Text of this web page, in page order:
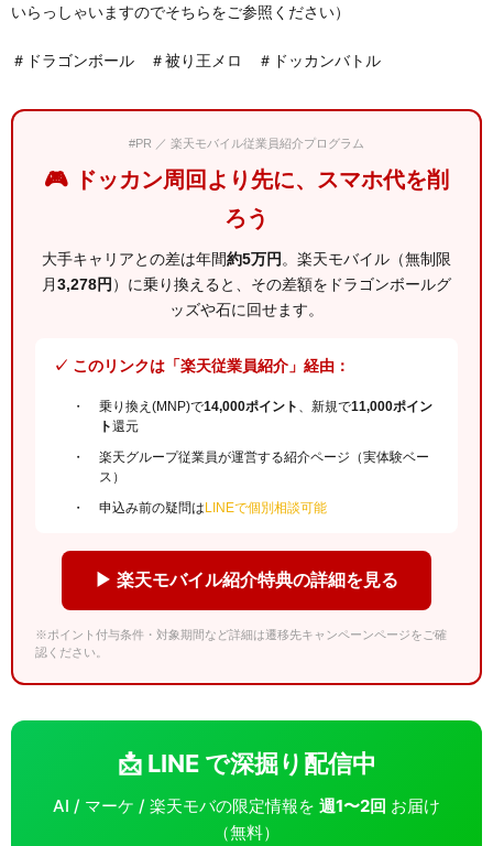
いらっしゃいますのでそちらをご参照ください）
＃ドラゴンボール ＃被り王メロ ＃ドッカンバトル
#PR ／ 楽天モバイル従業員紹介プログラム
🎮 ドッカン周回より先に、スマホ代を削
ろう
大手キャリアとの差は年間約5万円。楽天モバイル（無制限
月3,278円）に乗り換えると、その差額をドラゴンボールグ
ッズや石に回せます。
✓ このリンクは「楽天従業員紹介」経由：
乗り換え(MNP)で14,000ポイント 、新規で11,000ポイン
ト還元
楽天グループ従業員が運営する紹介ページ（実体験ベー
ス）
申込み前の疑問はLINEで個別相談可能
▶ 楽天モバイル紹介特典の詳細を見る
※ポイント付与条件・対象期間など詳細は遷移先キャンペーンページをご確
認ください。
📩 LINE で深掘り配信中
AI / マーケ / 楽天モバの限定情報を 週1〜2回 お届け
（無料）